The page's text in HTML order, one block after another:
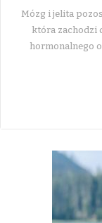
Mózg i jelita
która zachodzi
hormonalnego